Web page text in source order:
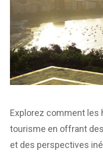
Explorez comment
tourisme en offrant
et des perspectives